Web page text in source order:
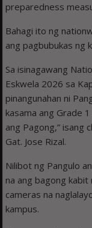
preparedness
Bahagi ito ng
ang pagbubukas ng
Sa isinagawang
Eskwela 2026 sa
pinangunahan ni
kasama ang Grade
ang Pagong,” isang
Gat. Jose Rizal.
Nilibot ng Pangulo
na ang bagong
cameras na
kampus.